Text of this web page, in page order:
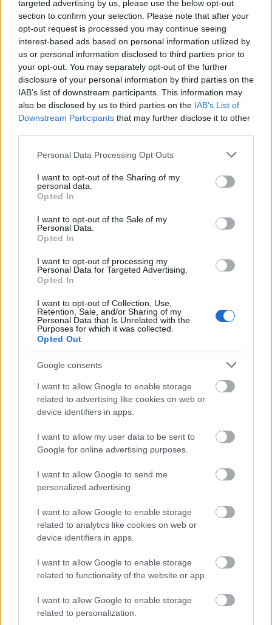
targeted advertising by us, please use the below opt-out
section to confirm your selection. Please note that after your
opt-out request is processed you may continue seeing
interest-based ads based on personal information utilized by
us or personal information disclosed to third parties prior to
your opt-out. You may separately opt-out of the further
disclosure of your personal information by third parties on the
IAB’s list of downstream participants. This information may
also be disclosed by us to third parties on the IAB’s List of
Downstream Participants that may further disclose it to other
Please note that this website/app uses one or more Google
not limited to your visit or usage behaviour. You may click to
grant or deny consent to Google and its third-party tags to
use your data for below specified purposes in below Google
consent section.
Personal Data Processing Opt Outs
I want to opt-out of the Sharing of my
personal data.
Opted In
I want to opt-out of the Sale of my
Personal Data.
Opted In
I want to opt-out of processing my
Personal Data for Targeted Advertising.
Opted In
I want to opt-out of Collection, Use,
Retention, Sale, and/or Sharing of my
Personal Data that Is Unrelated with the
Purposes for which it was collected.
Opted Out
Google consents
I want to allow Google to enable storage
related to advertising like cookies on web or
device identifiers in apps.
I want to allow my user data to be sent to
Google for online advertising purposes.
I want to allow Google to send me
personalized advertising.
I want to allow Google to enable storage
related to analytics like cookies on web or
device identifiers in apps.
I want to allow Google to enable storage
related to functionality of the website or app.
I want to allow Google to enable storage
related to personalization.
művészet hangulatát idézik, de munkáiban
szembesülhet a szemlélő a magyar
népművészet kifejezésvilágával is. Bel- és
kültéri épületplasztikái sajátos organikus
formákból épülnek fel, mint például a
pillérburkolat a Fészek Művész Klub
Nagytermében.
A hazai kiállításokon kívül megismerhették
Engelsz József munkáit Párizstól
Koppenhágán és Drezdán át egészen Kairóig.
például a Magyar Nemzeti Galériában, a
Magyar Nemzeti Múzeumban és
Kincstárában is található alkotása.
„NEM TÖBB EZER EMBERRE UTAZUNK, HANEM